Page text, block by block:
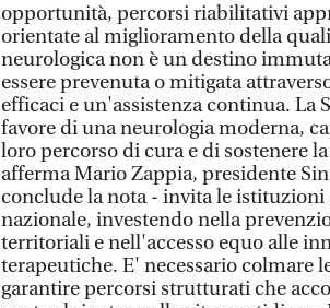
opportunità, percorsi riabilitativi
orientate al miglioramento della
neurologica non è un destino
essere prevenuta o mitigata
efficaci e un'assistenza continua. La
favore di una neurologia moderna,
loro percorso di cura e di sostenere
afferma Mario Zappia, presidente
conclude la nota - invita le istituzioni
nazionale, investendo nella
territoriali e nell'accesso equo alle
terapeutiche. E' necessario colmare
garantire percorsi strutturati che